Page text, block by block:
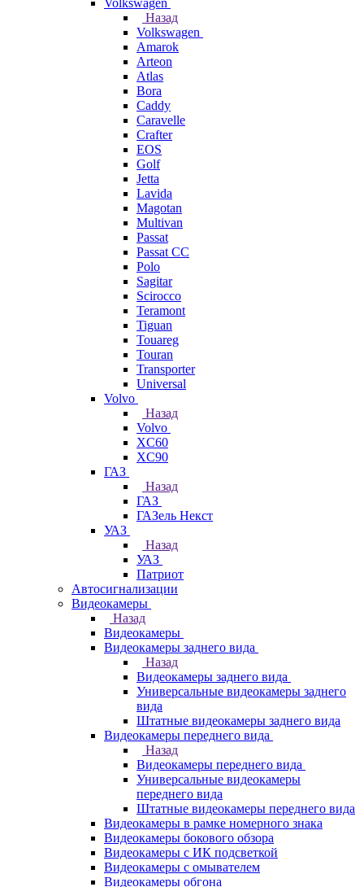
Volkswagen
Назад
Volkswagen
Amarok
Arteon
Atlas
Bora
Caddy
Caravelle
Crafter
EOS
Golf
Jetta
Lavida
Magotan
Multivan
Passat
Passat CC
Polo
Sagitar
Scirocco
Teramont
Tiguan
Touareg
Touran
Transporter
Universal
Volvo
Назад
Volvo
XC60
XC90
ГАЗ
Назад
ГАЗ
ГАЗель Некст
УАЗ
Назад
УАЗ
Патриот
Автосигнализации
Видеокамеры
Назад
Видеокамеры
Видеокамеры заднего вида
Назад
Видеокамеры заднего вида
Универсальные видеокамеры заднего
вида
Штатные видеокамеры заднего вида
Видеокамеры переднего вида
Назад
Видеокамеры переднего вида
Универсальные видеокамеры
переднего вида
Штатные видеокамеры переднего вида
Видеокамеры в рамке номерного знака
Видеокамеры бокового обзора
Видеокамеры с ИК подсветкой
Видеокамеры с омывателем
Видеокамеры обгона